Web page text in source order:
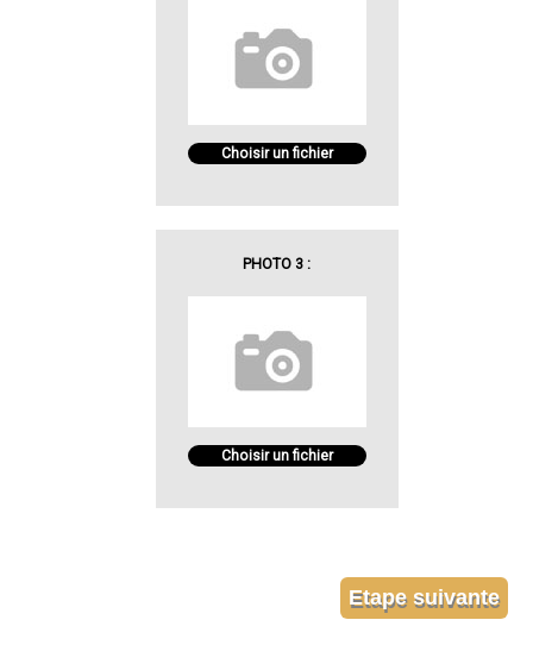
Choisir un fichier
PHOTO 3 :
Choisir un fichier